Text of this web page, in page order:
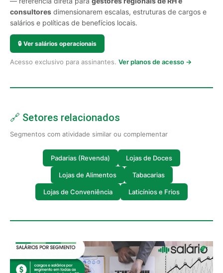
consultores dimensionarem escalas, estruturas de cargos e
salários e políticas de benefícios locais.
🔒 Ver salários operacionais
Acesso exclusivo para assinantes. Ver planos de acesso →
🔗 Setores relacionados
Segmentos com atividade similar ou complementar
Padarias (Revenda) Lojas de Doces
Lojas de Alimentos Tabacarias
Lojas de Conveniência Laticínios e Frios